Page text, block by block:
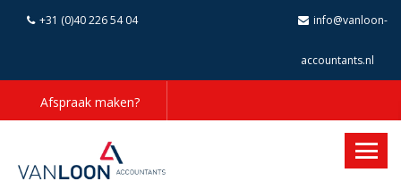
+31 (0)40 226 54 04 info@vanloon-
accountants.nl
Afspraak maken?